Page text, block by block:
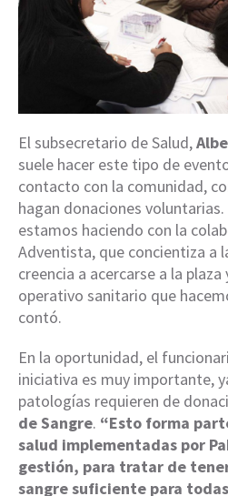
El subsecretario de Salud,
suele hacer este tipo de
contacto con la comunidad,
hagan donaciones
estamos haciendo con la
Adventista, que concientiza a
creencia a acercarse a la
operativo sanitario que
contó.
En la oportunidad, el
iniciativa es muy importante,
patologías requieren de
de Sangre. “Esto forma
salud implementadas por
gestión, para tratar de
sangre suficiente para